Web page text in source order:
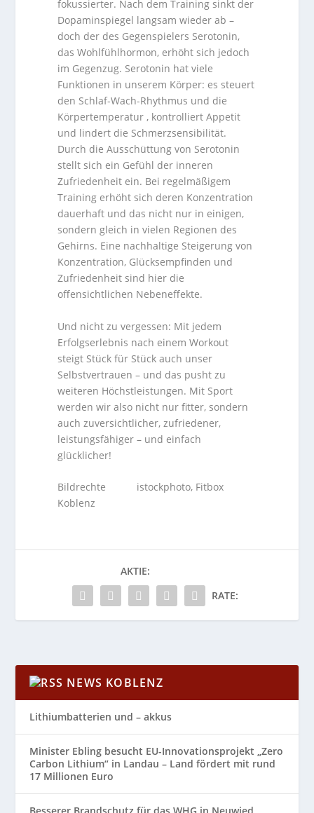
fokussierter. Nach dem Training sinkt der
Dopaminspiegel langsam wieder ab –
doch der des Gegenspielers Serotonin,
das Wohlfühlhormon, erhöht sich jedoch
im Gegenzug. Serotonin hat viele
Funktionen in unserem Körper: es steuert
den Schlaf-Wach-Rhythmus und die
Körpertemperatur , kontrolliert Appetit
und lindert die Schmerzsensibilität.
Durch die Ausschüttung von Serotonin
stellt sich ein Gefühl der inneren
Zufriedenheit ein. Bei regelmäßigem
Training erhöht sich deren Konzentration
dauerhaft und das nicht nur in einigen,
sondern gleich in vielen Regionen des
Gehirns. Eine nachhaltige Steigerung von
Konzentration, Glücksempfinden und
Zufriedenheit sind hier die
offensichtlichen Nebeneffekte.
Und nicht zu vergessen: Mit jedem
Erfolgserlebnis nach einem Workout
steigt Stück für Stück auch unser
Selbstvertrauen – und das pusht zu
weiteren Höchstleistungen. Mit Sport
werden wir also nicht nur fitter, sondern
auch zuversichtlicher, zufriedener,
leistungsfähiger – und einfach
glücklicher!
Bildrechte istockphoto, Fitbox
Koblenz
AKTIE:
RATE:
NEWS KOBLENZ
Lithiumbatterien und – akkus
Minister Ebling besucht EU-Innovationsprojekt „Zero
Carbon Lithium“ in Landau – Land fördert mit rund
17 Millionen Euro